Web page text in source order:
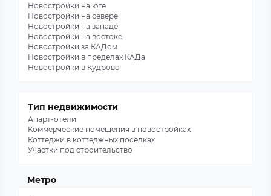
Новостройки на юге
Новостройки на севере
Новостройки на западе
Новостройки на востоке
Новостройки за КАДом
Новостройки в пределах КАДа
Новостройки в Кудрово
Тип недвижимости
Апарт-отели
Коммерческие помещения в новостройках
Коттеджи в коттеджных поселках
Участки под строительство
Метро